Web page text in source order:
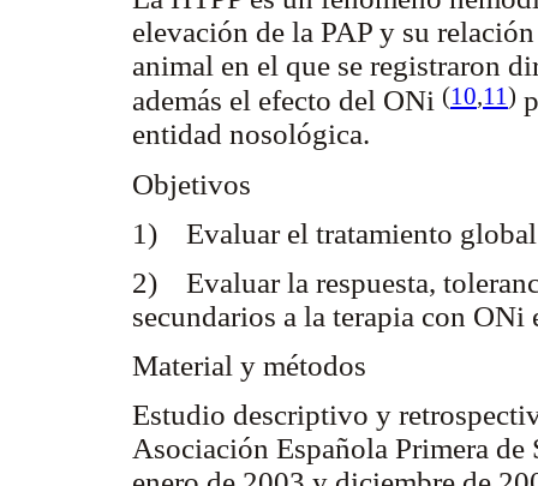
elevación de la PAP y su
animal en el que se registraron
además el efecto del ONi (10,11)
entidad nosológica.
Objetivos
1) Evaluar el tratamiento global
2) Evaluar la respuesta,
secundarios a la terapia con ONi
Material y métodos
Estudio descriptivo y
Asociación Española Primera